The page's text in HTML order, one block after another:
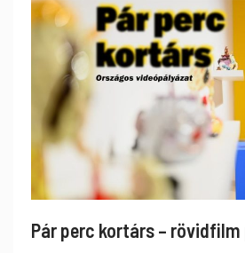
Pár perc kortárs –